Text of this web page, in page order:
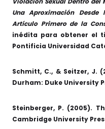
Una Aproximación Desde
Artículo Primero de la
inédita para obtener el
Pontificia Universidad
Schmitt, C., & Seitzer, J.
Durham: Duke University
Steinberger, P. (2005).
Cambridge University